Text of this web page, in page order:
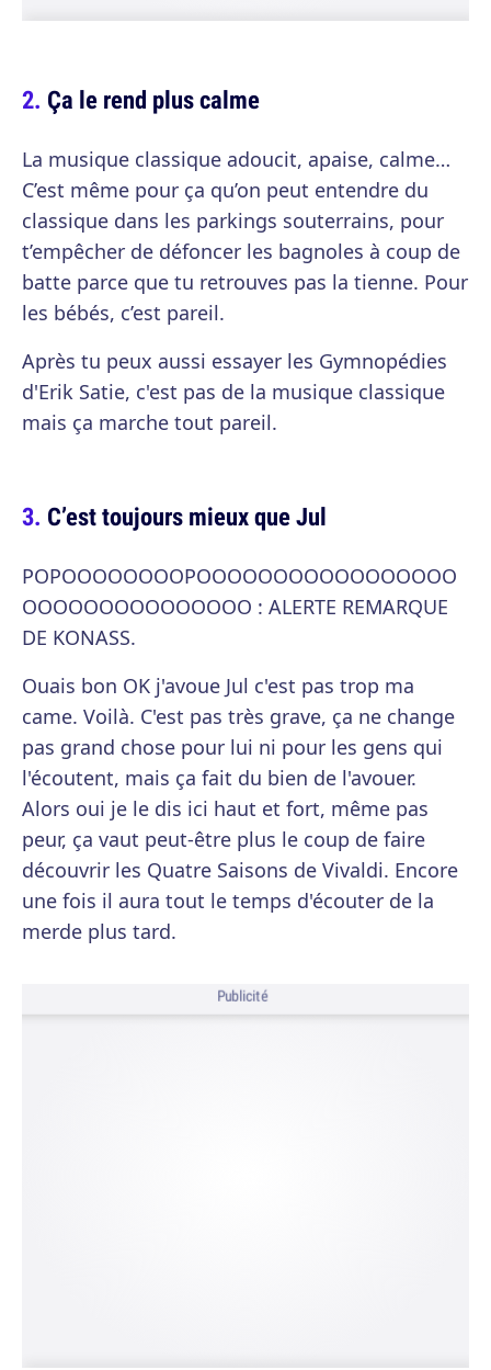
Ça le rend plus calme
La musique classique adoucit, apaise, calme…
C’est même pour ça qu’on peut entendre du
classique dans les parkings souterrains, pour
t’empêcher de défoncer les bagnoles à coup de
batte parce que tu retrouves pas la tienne. Pour
les bébés, c’est pareil.
Après tu peux aussi essayer les Gymnopédies
d'Erik Satie, c'est pas de la musique classique
mais ça marche tout pareil.
C’est toujours mieux que Jul
POPOOOOOOOOPOOOOOOOOOOOOOOOOO
OOOOOOOOOOOOOOO : ALERTE REMARQUE
DE KONASS.
Ouais bon OK j'avoue Jul c'est pas trop ma
came. Voilà. C'est pas très grave, ça ne change
pas grand chose pour lui ni pour les gens qui
l'écoutent, mais ça fait du bien de l'avouer.
Alors oui je le dis ici haut et fort, même pas
peur, ça vaut peut-être plus le coup de faire
découvrir les Quatre Saisons de Vivaldi. Encore
une fois il aura tout le temps d'écouter de la
merde plus tard.
Publicité